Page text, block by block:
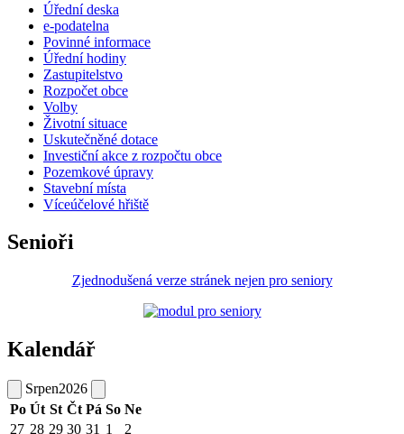
Úřední deska
e-podatelna
Povinné informace
Úřední hodiny
Zastupitelstvo
Rozpočet obce
Volby
Životní situace
Uskutečněné dotace
Investiční akce z rozpočtu obce
Pozemkové úpravy
Stavební místa
Víceúčelové hřiště
Senioři
Zjednodušená verze stránek nejen pro seniory
Kalendář
Srpen2026
Po Út St Čt Pá So Ne
27 28 29 30 31 1 2